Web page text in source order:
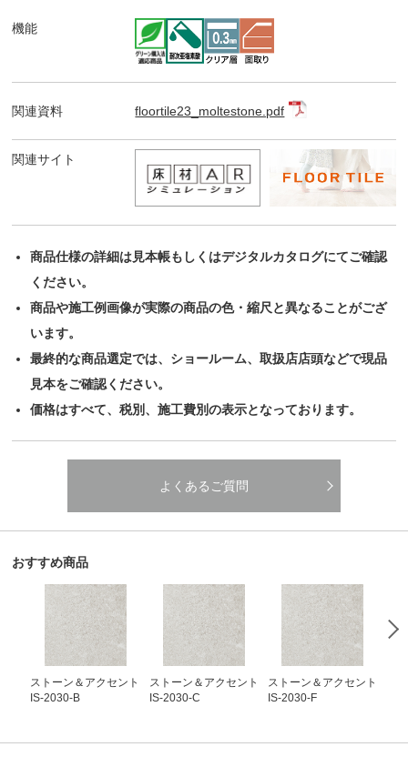
機能
関連資料 floortile23_moltestone.pdf
関連サイト
商品仕様の詳細は見本帳もしくはデジタルカタログにてご確認
ください。
商品や施工例画像が実際の商品の色・縮尺と異なることがござ
います。
最終的な商品選定では、ショールーム、取扱店店頭などで現品
見本をご確認ください。
価格はすべて、税別、施工費別の表示となっております。
よくあるご質問
おすすめ商品
ストーン＆アクセント
IS-2030-B
ストーン＆アクセント
IS-2030-C
ストーン＆アクセント
IS-2030-F